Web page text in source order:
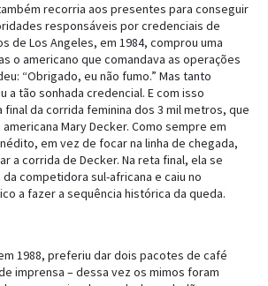
recorria aos presentes para conseguir
responsáveis por credenciais de
de Los Angeles, em 1984, comprou uma
o americano que comandava as operações
“Obrigado, eu não fumo.” Mas tanto
a tão sonhada credencial. E com isso
da corrida feminina dos 3 mil metros, que
Mary Decker. Como sempre em
em vez de focar na linha de chegada,
a corrida de Decker. Na reta final, ela se
competidora sul-africana e caiu no
a fazer a sequência histórica da queda.
1988, preferiu dar dois pacotes de café
imprensa – dessa vez os mimos foram